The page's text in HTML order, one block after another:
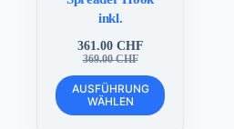
inkl.
369.00CHF
Ursprünglicher
Preis
war:
369.00 CHF
361.00 CHF
Aktueller
Preis
ist:
361.00 CHF.
AUSFÜHRUNG
WÄHLEN
Dieses
Produkt
weist